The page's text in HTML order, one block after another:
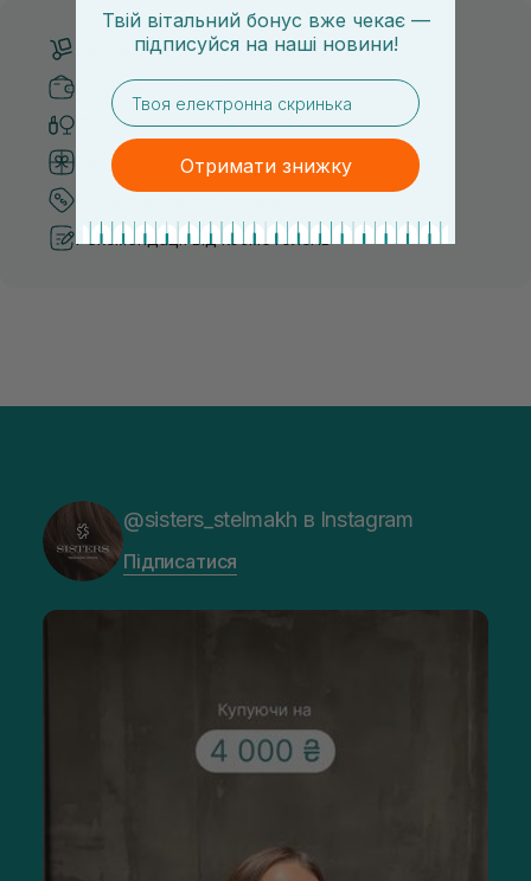
Безкоштовна доставка від 3000 UAH
Безпечні способи оплати
Тільки оригінальна косметика
Система бонусів та лояльності
Рекомендації від косметологів
@sisters_stelmakh в Instagram
Підписатися
Твій вітальний бонус вже чекає —
підписуйся на наші новини!
email
Отримати знижку